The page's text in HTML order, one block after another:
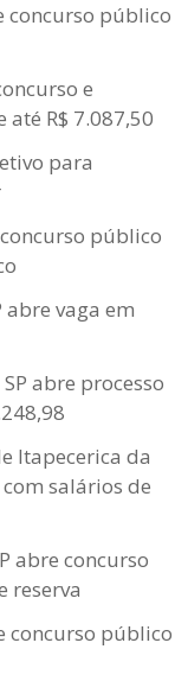
concurso público
e
R$ 7.087,50
para
público
abre vaga em
abre processo
Itapecerica da
salários de
abre concurso
reserva
concurso público